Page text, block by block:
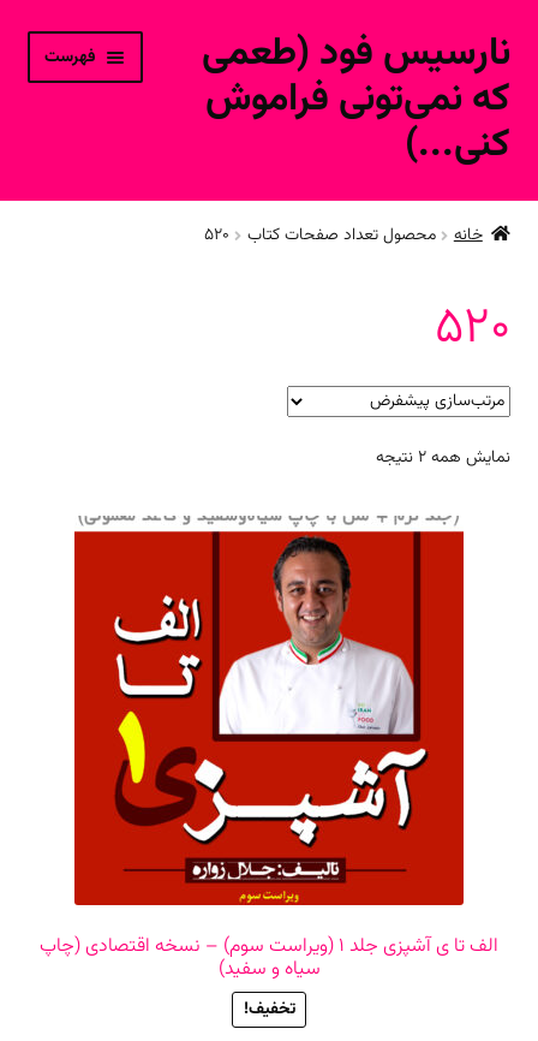
پرش
ناوبری
پرش
محتوا
نارسیس فود (طعمی
که نمی‌تونی فراموش
کنی...)
فهرست
خانه
محصولات فروشگاه آنلاین
ارتباط با ما
خانه محصول تعداد صفحات کتاب 520
520
نمایش همه 2 نتیجه
الف تا ی آشپزی جلد ۱ (ویراست سوم) – نسخه اقتصادی (چاپ
سیاه و سفید)
تخفیف!